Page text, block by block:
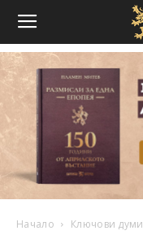
Начало Ключови думи